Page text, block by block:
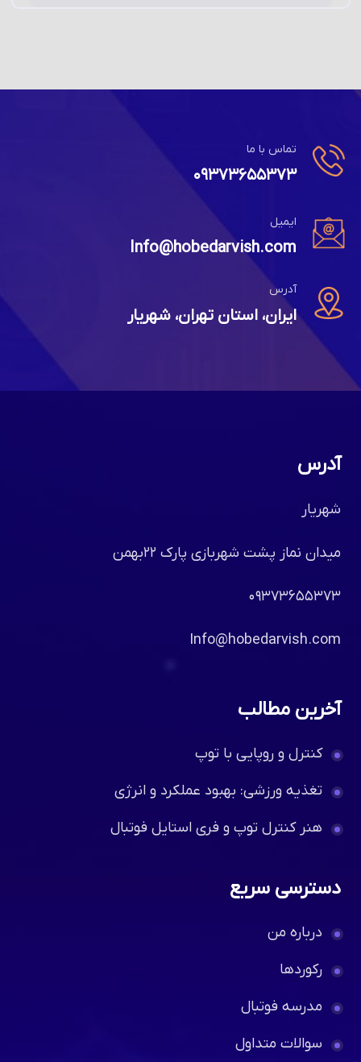
تماس با ما
۰۹۳۷۳۶۵۵۳۷۳
ایمیل
Info@hobedarvish.com
آدرس
ایران، استان تهران، شهریار
آدرس
شهریار
میدان نماز پشت شهربازی پارک ۲۲بهمن
۰۹۳۷۳۶۵۵۳۷۳
Info@hobedarvish.com
آخرین مطالب
کنترل و روپایی با توپ
تغذیه ورزشی: بهبود عملکرد و انرژی
هنر کنترل توپ و فری استایل فوتبال
دسترسی سریع
درباره من
رکوردها
مدرسه فوتبال
سوالات متداول